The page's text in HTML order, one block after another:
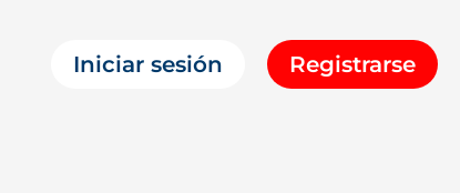
Iniciar sesión Registrarse